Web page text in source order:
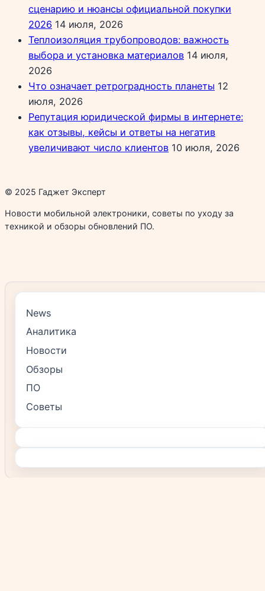
сценарию и нюансы официальной покупки
2026 14 июля, 2026
Теплоизоляция трубопроводов: важность
выбора и установка материалов 14 июля,
2026
Что означает ретроградность планеты 12
июля, 2026
Репутация юридической фирмы в интернете:
как отзывы, кейсы и ответы на негатив
увеличивают число клиентов 10 июля, 2026
© 2025 Гаджет Эксперт
Новости мобильной электроники, советы по уходу за
техникой и обзоры обновлений ПО.
News
Аналитика
Новости
Обзоры
ПО
Советы